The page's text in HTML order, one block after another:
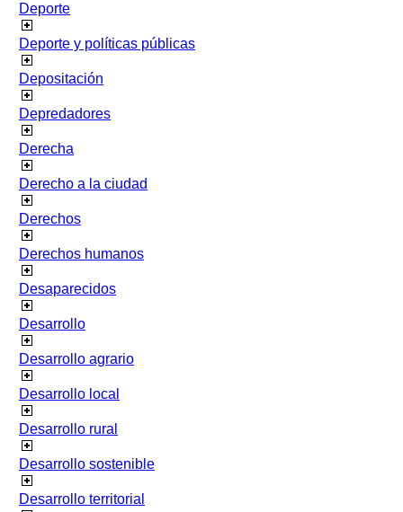
Deporte
Deporte y políticas públicas
Depositación
Depredadores
Derecha
Derecho a la ciudad
Derechos
Derechos humanos
Desaparecidos
Desarrollo
Desarrollo agrario
Desarrollo local
Desarrollo rural
Desarrollo sostenible
Desarrollo territorial